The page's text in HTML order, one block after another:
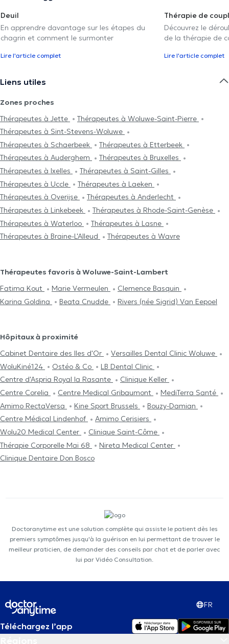
Deuil
En apprendre davantage sur les étapes du
chagrin et comment le surmonter
Lire l'article complet
Thérapie de
Découvrez le
de la thérapie de
Lire l'article complet
Liens utiles
Zones proches
Thérapeutes à Jette
Thérapeutes à Woluwe-Saint-Pierre
Thérapeutes à Sint-Stevens-Woluwe
Thérapeutes à Schaerbeek
Thérapeutes à Etterbeek
Thérapeutes à Auderghem
Thérapeutes à Bruxelles
Thérapeutes à Ixelles
Thérapeutes à Saint-Gilles
Thérapeutes à Uccle
Thérapeutes à Laeken
Thérapeutes à Overijse
Thérapeutes à Anderlecht
Thérapeutes à Linkebeek
Thérapeutes à Rhode-Saint-Genèse
Thérapeutes à Waterloo
Thérapeutes à Lasne
Thérapeutes à Braine-L'Alleud
Thérapeutes à Wavre
Thérapeutes favoris à Woluwe-Saint-Lambert
Fatima Kout
Marie Vermeulen
Clemence Basquin
Karina Goldina
Beata Cnudde Rivers (née Sigrid) Van Eepoel
Hôpitaux à proximité
Cabinet Dentaire des Iles d'Or
Versailles Dental Clinic Woluwe
WoluKiné124
Ostéo & Co
LB Dental Clinic
Centre d'Aspria Royal la Rasante
Clinique Keller
Centre Corelia
Centre Medical Gribaumont
MediTerra Santé
Amimo RectaVersa
Kine Sport Brussels
Bouzy-Damian
Centre Médical Lindenhof
Amimo Cerisiers
Wolu20 Medical Center
Clinique Saint-Côme
Thérapie Corporelle Mai 68
Nireta Medical Center
Clinique Dentaire Don Bosco
Doctoranytime est une solution complète qui assiste le patient dès les
premiers symptômes jusqu'à la guérison en lui permettant de trouver le
meilleur praticien, de demander des conseils par chat et de parler avec
lui par Vidéo Consultation.
FR
Téléchargez l’app